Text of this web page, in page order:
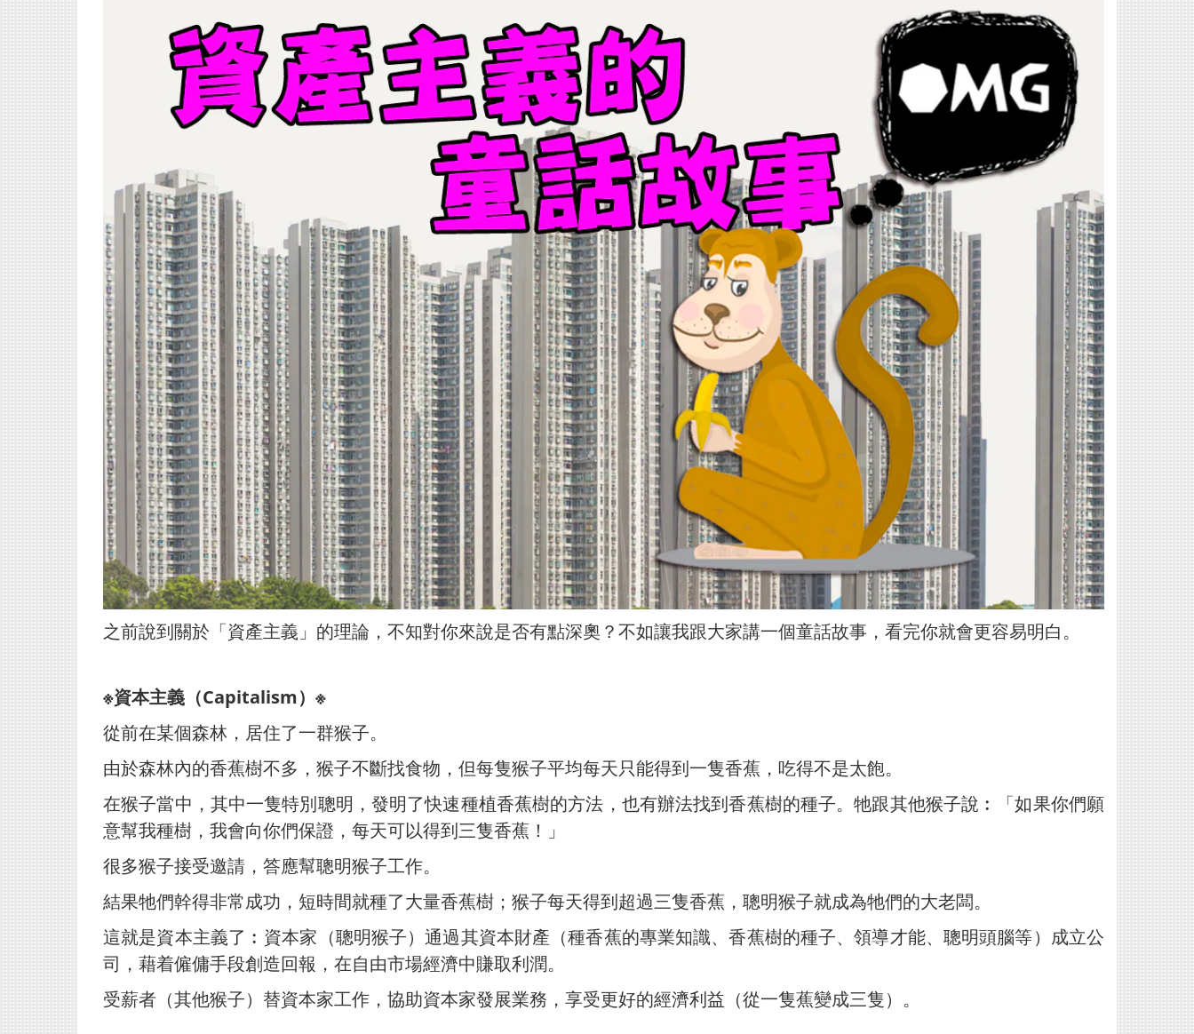
之前說到關於「資產主義」的理論，不知對你來說是否有點深奧？不如讓我跟大家講一個童話故事，看完你就會更容易明白。
※資本主義（Capitalism）※
從前在某個森林，居住了一群猴子。
由於森林內的香蕉樹不多，猴子不斷找食物，但每隻猴子平均每天只能得到一隻香蕉，吃得不是太飽。
在猴子當中，其中一隻特別聰明，發明了快速種植香蕉樹的方法，也有辦法找到香蕉樹的種子。牠跟其他猴子說︰「如果你們願
意幫我種樹，我會向你們保證，每天可以得到三隻香蕉！」
很多猴子接受邀請，答應幫聰明猴子工作。
結果牠們幹得非常成功，短時間就種了大量香蕉樹；猴子每天得到超過三隻香蕉，聰明猴子就成為牠們的大老闆。
這就是資本主義了︰資本家（聰明猴子）通過其資本財產（種香蕉的專業知識、香蕉樹的種子、領導才能、聰明頭腦等）成立公
司，藉着僱傭手段創造回報，在自由市場經濟中賺取利潤。
受薪者（其他猴子）替資本家工作，協助資本家發展業務，享受更好的經濟利益（從一隻蕉變成三隻）。